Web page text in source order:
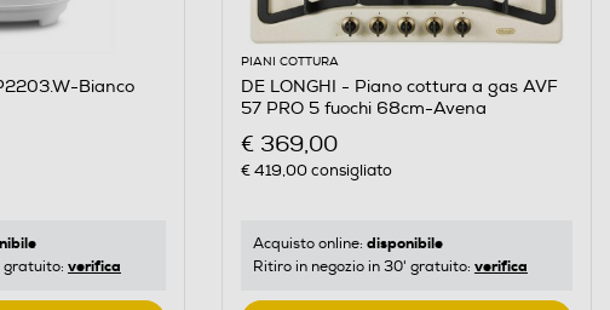
Bianco
gratuito: verifica
PIANI COTTURA
DE LONGHI - Piano cottura a gas AVF
57 PRO 5 fuochi 68cm-Avena
€ 369,00
€ 419,00consigliato
Acquisto online: disponibile
Ritiro in negozio in 30' gratuito: verifica